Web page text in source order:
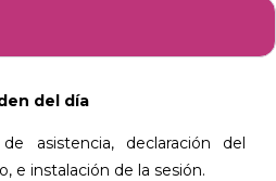
del día
asistencia, declaración del
e instalación de la sesión.